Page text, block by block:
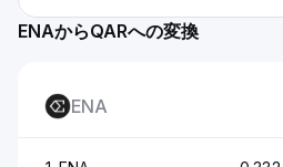
ENAからQARへの変換
ENA